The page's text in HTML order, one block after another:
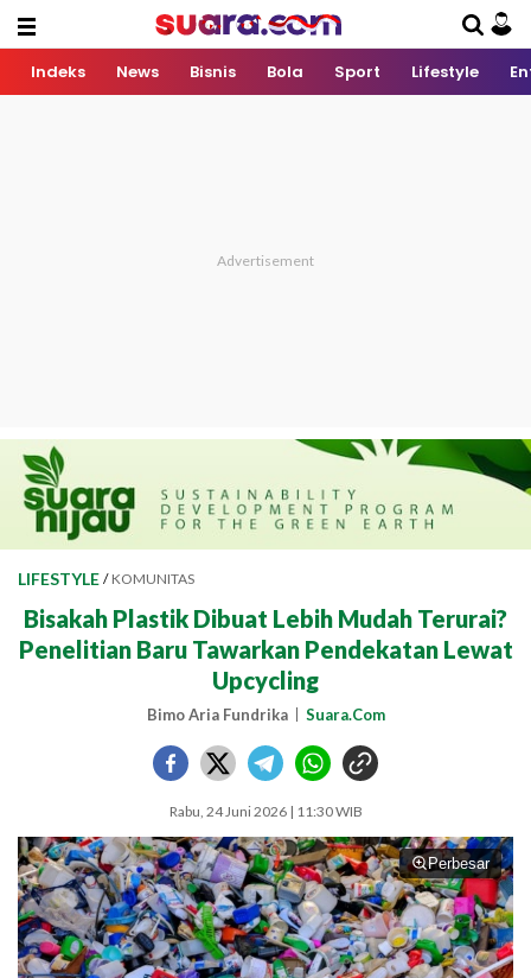
Indeks News Bisnis Bola Sport Lifestyle
LIFESTYLE / KOMUNITAS
Bisakah Plastik Dibuat Lebih Mudah Terurai?
Penelitian Baru Tawarkan Pendekatan Lewat
Upcycling
Bimo Aria Fundrika Suara.Com
Rabu, 24 Juni 2026 | 11:30 WIB
Perbesar